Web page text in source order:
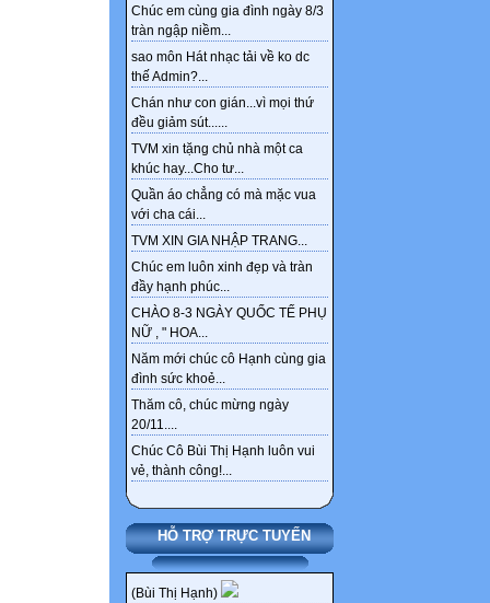
Chúc em cùng gia đình ngày 8/3
tràn ngập niềm...
sao môn Hát nhạc tải về ko dc
thế Admin?...
Chán như con gián...vì mọi thứ
đều giảm sút......
TVM xin tặng chủ nhà một ca
khúc hay...Cho tư...
Quần áo chẳng có mà mặc vua
với cha cái...
TVM XIN GIA NHẬP TRANG...
Chúc em luôn xinh đẹp và tràn
đầy hạnh phúc...
CHÀO 8-3 NGÀY QUỐC TẾ PHỤ
NỮ , " HOA...
Năm mới chúc cô Hạnh cùng gia
đình sức khoẻ...
Thăm cô, chúc mừng ngày
20/11....
Chúc Cô Bùi Thị Hạnh luôn vui
vẻ, thành công!...
HỖ TRỢ TRỰC TUYẾN
(Bùi Thị Hạnh)